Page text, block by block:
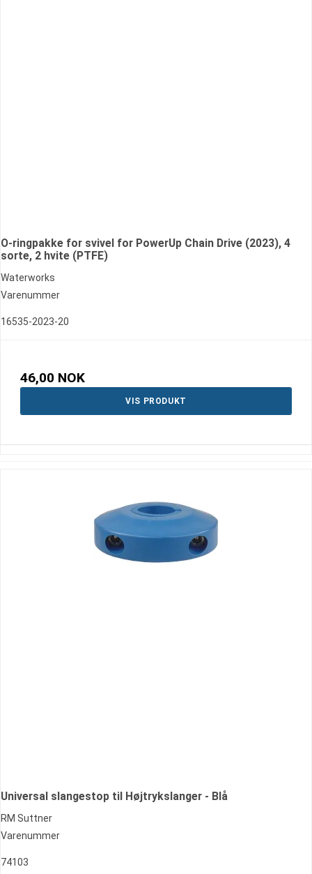
O-ringpakke for svivel for PowerUp Chain Drive (2023), 4
sorte, 2 hvite (PTFE)
Waterworks
Varenummer
16535-2023-20
46,00 NOK
VIS PRODUKT
Universal slangestop til Højtrykslanger - Blå
RM Suttner
Varenummer
74103